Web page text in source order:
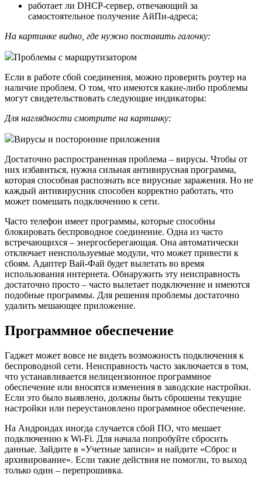
работает ли DHCP-сервер, отвечающий за
самостоятельное получение АйПи-адреса;
На картинке видно, где нужно поставить галочку:
Проблемы с маршрутизатором
Если в работе сбой соединения, можно проверить роутер на
наличие проблем. О том, что имеются какие-либо проблемы
могут свидетельствовать следующие индикаторы:
Для наглядности смотрите на картинку:
Вирусы и посторонние приложения
Достаточно распространенная проблема – вирусы. Чтобы от
них избавиться, нужна сильная антивирусная программа,
которая способная распознать все вирусные заражения. Но не
каждый антивирусник способен корректно работать, что
может помешать подключению к сети.
Часто телефон имеет программы, которые способны
блокировать беспроводное соединение. Одна из часто
встречающихся – энергосберегающая. Она автоматически
отключает неиспользуемые модули, что может привести к
сбоям. Адаптер Вай-Фай будет вылетать во время
использования интернета. Обнаружить эту неисправность
достаточно просто – часто вылетает подключение и имеются
подобные программы. Для решения проблемы достаточно
удалить мешающее приложение.
Программное обеспечение
Гаджет может вовсе не видеть возможность подключения к
беспроводной сети. Неисправность часто заключается в том,
что устанавливается нелицензионное программное
обеспечение или вносятся изменения в заводские настройки.
Если это было выявлено, должны быть сброшены текущие
настройки или переустановлено программное обеспечение.
На Андроидах иногда случается сбой ПО, что мешает
подключению к Wi-Fi. Для начала попробуйте сбросить
данные. Зайдите в «Учетные записи» и найдите «Сброс и
архивирование». Если такие действия не помогли, то выход
только один – перепрошивка.